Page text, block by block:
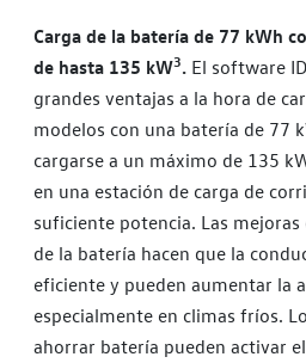
Carga de la batería de 77 kWh
de hasta 135 kW3. El software
grandes ventajas a la hora de
modelos con una batería de 77
cargarse a un máximo de 135
en una estación de carga de
suficiente potencia. Las
de la batería hacen que la
eficiente y pueden aumentar la
especialmente en climas fríos.
ahorrar batería pueden activar